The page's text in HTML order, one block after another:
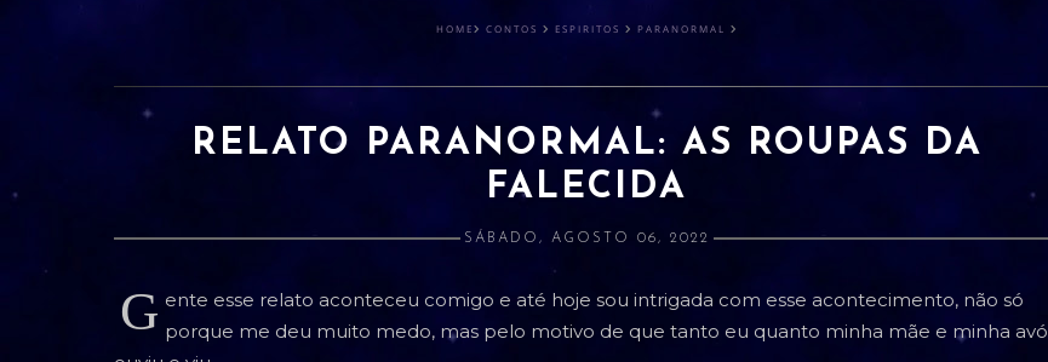
HOME CONTOS ESPIRITOS PARANORMAL
RELATO PARANORMAL: AS ROUPAS DA
FALECIDA
SÁBADO, AGOSTO 06, 2022
G ente esse relato aconteceu comigo e até hoje sou intrigada com esse acontecimento, não só
porque me deu muito medo, mas pelo motivo de que tanto eu quanto minha mãe e minha avó